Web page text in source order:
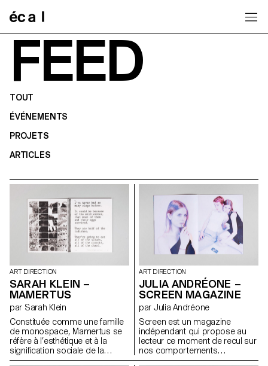
FEED
TOUT
ÉVÉNEMENTS
PROJETS
ARTICLES
ART DIRECTION
SARAH KLEIN –
MAMERTUS
par Sarah Klein
Constituée comme une famille
de monospace, Mamertus se
réfère à l’esthétique et à la
signification sociale de la
machine à écrire. La police se
ART DIRECTION
JULIA ANDRÉONE –
SCREEN MAGAZINE
par Julia Andréone
Screen est un magazine
indépendant qui propose au
lecteur ce moment de recul sur
nos comportements
quotidiens par rapport aux